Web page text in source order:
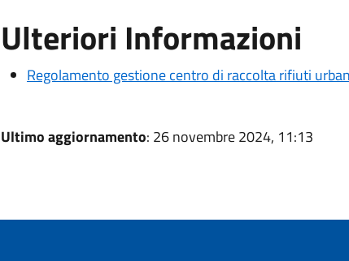
Ulteriori Informazioni
Regolamento gestione centro di raccolta rifiuti
Ultimo aggiornamento: 26 novembre 2024, 11:13